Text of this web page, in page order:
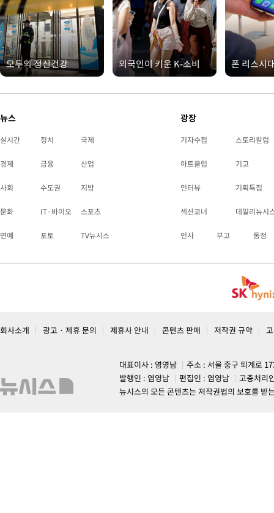
모두의 정신건강 외국인이 키운 K-소비 폰 리스시
뉴스
실시간 정치 국제
경제 금융 산업
사회 수도권 지방
문화 IT·바이오 스포츠
연예 포토 TV뉴시스
광장
기자수첩 스토리칼럼
아트클럽 기고
인터뷰 기획특집
섹션코너 데일리뉴시
인사 부고 동정
회사소개 광고 · 제휴 문의 제휴사 안내 콘텐츠 판매 저작권 규약
대표이사 : 염영남
주소 : 서울 중구 퇴계로
발행인 : 염영남
편집인 : 염영남
고충처리
뉴시스의 모든 콘텐츠는 저작권법의 보호를